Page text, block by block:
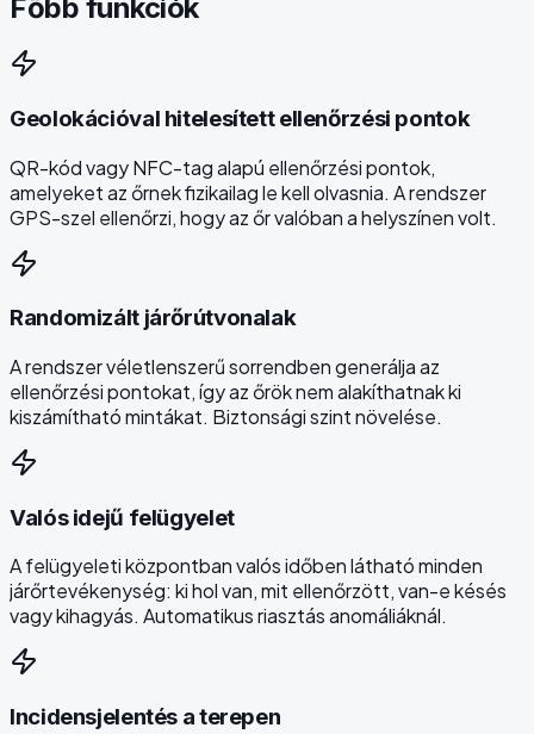
Főbb funkciók
Geolokációval hitelesített ellenőrzési pontok
QR-kód vagy NFC-tag alapú ellenőrzési pontok,
amelyeket az őrnek fizikailag le kell olvasnia. A rendszer
GPS-szel ellenőrzi, hogy az őr valóban a helyszínen volt.
Randomizált járőrútvonalak
A rendszer véletlenszerű sorrendben generálja az
ellenőrzési pontokat, így az őrök nem alakíthatnak ki
kiszámítható mintákat. Biztonsági szint növelése.
Valós idejű felügyelet
A felügyeleti központban valós időben látható minden
járőrtevékenység: ki hol van, mit ellenőrzött, van-e késés
vagy kihagyás. Automatikus riasztás anomáliáknál.
Incidensjelentés a terepen